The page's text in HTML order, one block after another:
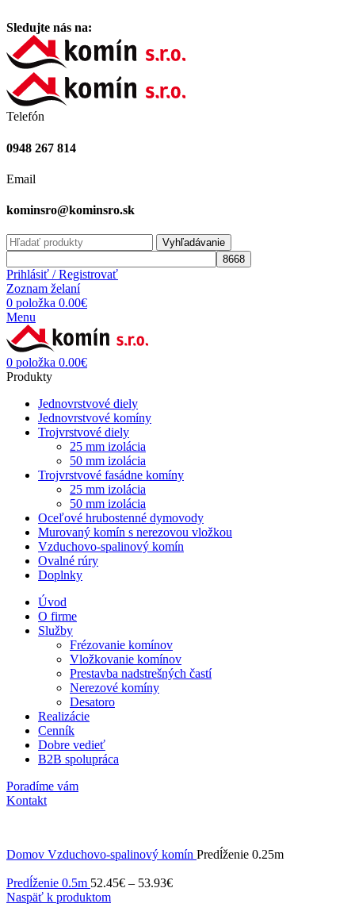
Sledujte nás na:
Telefón
0948 267 814
Email
kominsro@kominsro.sk
Vyhľadávanie
Prihlásiť / Registrovať
Zoznam želaní
0 položka 0.00€
Menu
0 položka 0.00€
Produkty
Jednovrstvové diely
Jednovrstvové komíny
Trojvrstvové diely
25 mm izolácia
50 mm izolácia
Trojvrstvové fasádne komíny
25 mm izolácia
50 mm izolácia
Oceľové hrubostenné dymovody
Murovaný komín s nerezovou vložkou
Vzduchovo-spalinový komín
Ovalné rúry
Doplnky
Úvod
O firme
Služby
Frézovanie komínov
Vložkovanie komínov
Prestavba nadstrešných častí
Nerezové komíny
Desatoro
Realizácie
Cenník
Dobre vedieť
B2B spolupráca
Poradíme vám
Kontakt
Domov Vzduchovo-spalinový komín Predĺženie 0.25m
Predĺženie 0.5m 52.45€ – 53.93€
Naspäť k produktom